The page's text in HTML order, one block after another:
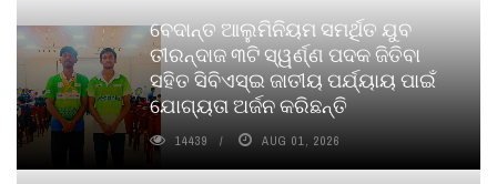
ବେଦାନ୍ତ ଆଲୁମିନିୟମ ସମର୍ଥିତ ଯୁବ
ତୀରନ୍ଦାଜ ୩ଟି ସ୍ୱର୍ଣ୍ଣ ପଦକ ଜିତିବା
ସହିତ ସିବିଏସ୍ଇ ଜାତୀୟ ପର୍ଯ୍ୟାୟ ପାଇଁ
ଯୋଗ୍ୟତା ଅର୍ଜନ କରିଛନ୍ତି
14439 AUG 01, 2026